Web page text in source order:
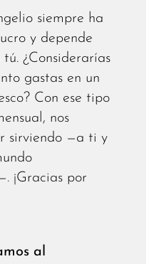
siempre ha
y depende
¿Considerarías
gastas en un
Con ese tipo
nos
sirviendo —a ti y
¡Gracias por
al